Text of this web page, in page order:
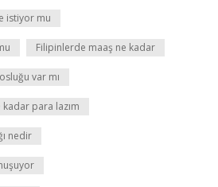
istiyor mu
Filipinlerde maaş ne kadar
var mı
para lazım
nedir